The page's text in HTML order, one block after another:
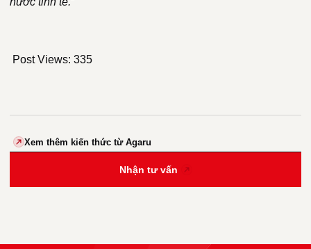
Post Views: 335
Xem thêm kiến thức từ Agaru
Nhận tư vấn